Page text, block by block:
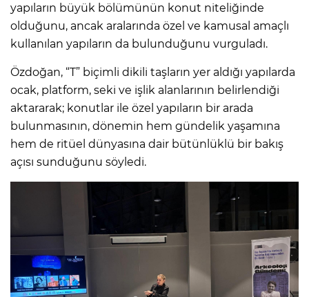
yapıların büyük bölümünün konut niteliğinde
olduğunu, ancak aralarında özel ve kamusal amaçlı
kullanılan yapıların da bulunduğunu vurguladı.
Özdoğan, “T” biçimli dikili taşların yer aldığı yapılarda
ocak, platform, seki ve işlik alanlarının belirlendiği
aktararak; konutlar ile özel yapıların bir arada
bulunmasının, dönemin hem gündelik yaşamına
hem de ritüel dünyasına dair bütünlüklü bir bakış
açısı sunduğunu söyledi.